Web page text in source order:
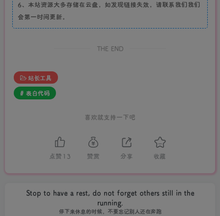
6、本站资源大多存储在云盘，如发现链接失效，请联系我们我们
会第一时间更新。
THE END
站长工具
# 表白代码
喜欢就支持一下吧
点赞 13 赞赏 分享 收藏
Stop to have a rest, do not forget others still in the
running.
停下来休息的时候，不要忘记别人还在奔跑